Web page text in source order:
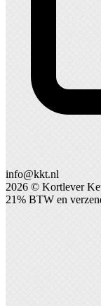
info@kkt.nl
2026 © Kortlever
21% BTW en